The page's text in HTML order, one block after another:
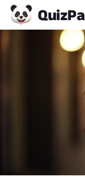
Quiz